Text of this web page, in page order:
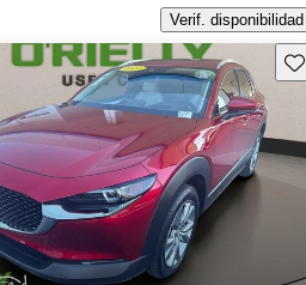
Verif. disponibilidad